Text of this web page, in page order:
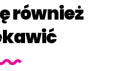
również